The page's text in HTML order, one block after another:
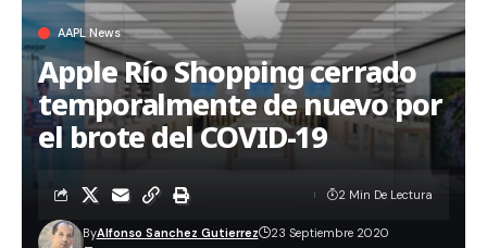
AAPL News
Apple Río Shopping cerrado
temporalmente de nuevo por
el brote del COVID-19
ByAlfonso Sanchez Gutierrez 23 Septiembre 2020
2 Min De Lectura